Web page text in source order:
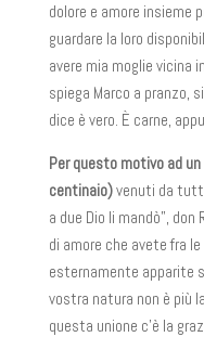
dolore e amore insieme
guardare la loro
avere mia moglie vicina
spiega Marco a pranzo,
dice è vero. È carne,
Per questo motivo ad
centinaio)venuti da
a due Dio li mandò”,
di amore che avete fra
esternamente apparite
vostra natura non è più
questa unione c’è la